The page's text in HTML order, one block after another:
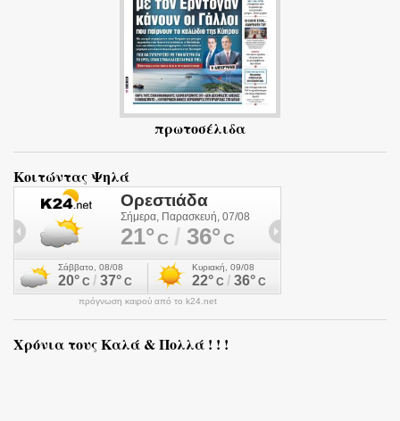
πρωτοσέλιδα
Κοιτώντας Ψηλά
πρόγνωση καιρού από το k24.net
Χρόνια τους Καλά & Πολλά ! ! !